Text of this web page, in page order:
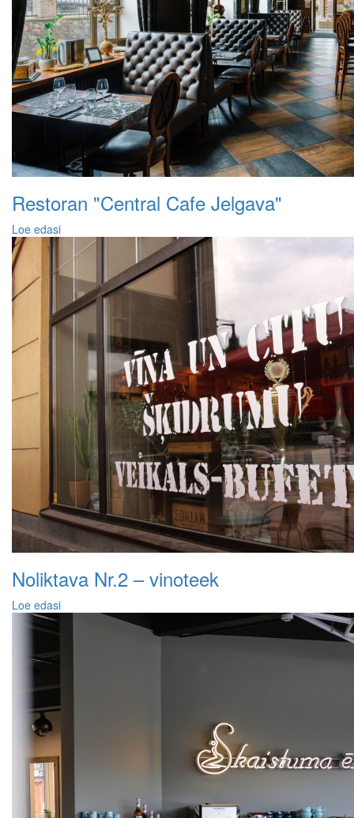
Restoran "Central Cafe Jelgava"
Loe edasi
Noliktava Nr.2 – vinoteek
Loe edasi